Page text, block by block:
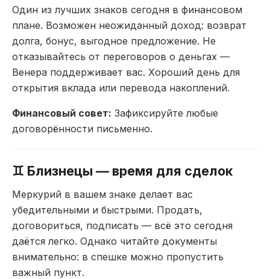
Один из лучших знаков сегодня в финансовом
плане. Возможен неожиданный доход: возврат
долга, бонус, выгодное предложение. Не
отказывайтесь от переговоров о деньгах —
Венера поддерживает вас. Хороший день для
открытия вклада или перевода накоплений.
Финансовый совет: Зафиксируйте любые
договорённости письменно.
♊ Близнецы — время для сделок
Меркурий в вашем знаке делает вас
убедительными и быстрыми. Продать,
договориться, подписать — всё это сегодня
даётся легко. Однако читайте документы
внимательно: в спешке можно пропустить
важный пункт.